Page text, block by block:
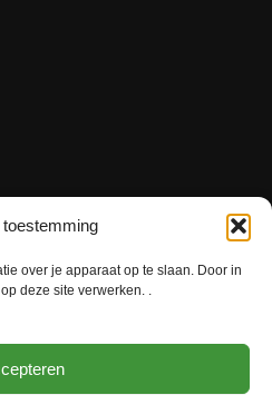
toestemming
over je apparaat op te slaan. Door in
deze site verwerken. .